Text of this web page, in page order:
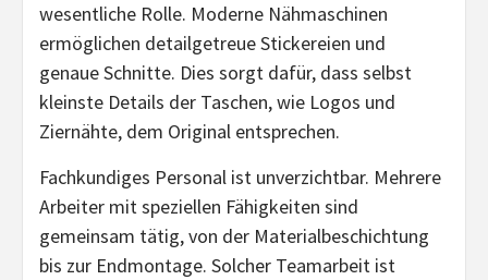
wesentliche Rolle. Moderne Nähmaschinen
ermöglichen detailgetreue Stickereien und
genaue Schnitte. Dies sorgt dafür, dass selbst
kleinste Details der Taschen, wie Logos und
Ziernähte, dem Original entsprechen.
Fachkundiges Personal ist unverzichtbar. Mehrere
Arbeiter mit speziellen Fähigkeiten sind
gemeinsam tätig, von der Materialbeschichtung
bis zur Endmontage. Solcher Teamarbeit ist